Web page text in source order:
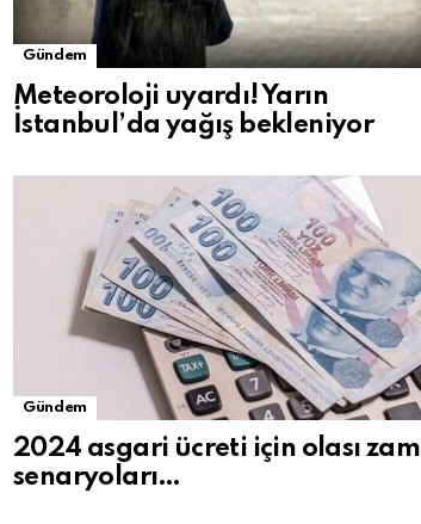
Gündem
Meteoroloji uyardı! Yarın
İstanbul’da yağış bekleniyor
Gündem
2024 asgari ücreti için olası zam
senaryoları…